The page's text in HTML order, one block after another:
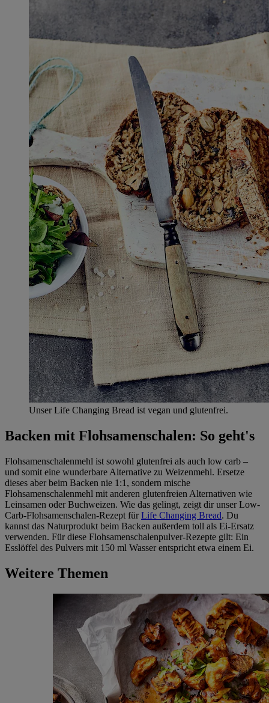
Unser Life Changing Bread ist vegan und glutenfrei.
Backen mit Flohsamenschalen: So geht's
Flohsamenschalenmehl ist sowohl glutenfrei als auch low carb –
und somit eine wunderbare Alternative zu Weizenmehl. Ersetze
dieses aber beim Backen nie 1:1, sondern mische
Flohsamenschalenmehl mit anderen glutenfreien Alternativen wie
Leinsamen oder Buchweizen. Wie das gelingt, zeigt dir unser Low-
Carb-Flohsamenschalen-Rezept für Life Changing Bread. Du
kannst das Naturprodukt beim Backen außerdem toll als Ei-Ersatz
verwenden. Für diese Flohsamenschalenpulver-Rezepte gilt: Ein
Esslöffel des Pulvers mit 150 ml Wasser entspricht etwa einem Ei.
Weitere Themen